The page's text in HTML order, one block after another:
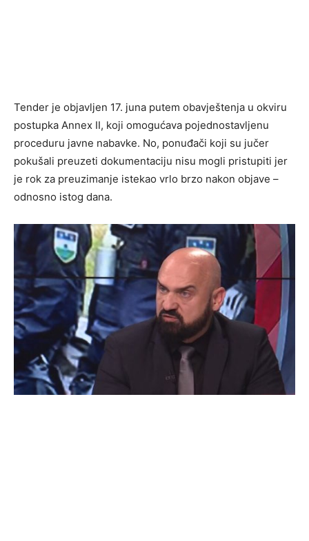
Tender je objavljen 17. juna putem obavještenja u okviru
postupka Annex II, koji omogućava pojednostavljenu
proceduru javne nabavke. No, ponuđači koji su jučer
pokušali preuzeti dokumentaciju nisu mogli pristupiti jer
je rok za preuzimanje istekao vrlo brzo nakon objave –
odnosno istog dana.